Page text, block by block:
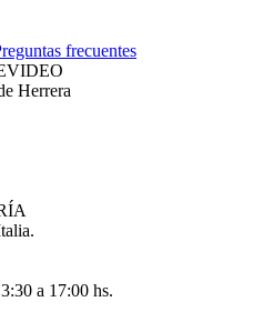
frecuentes
Herrera
a 17:00 hs.